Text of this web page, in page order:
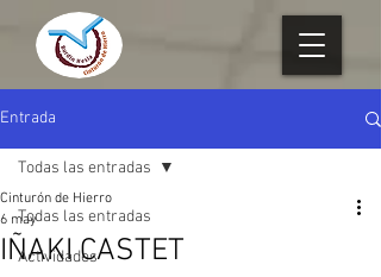
Entrada
Todas las entradas
Actividades
Todas las entradas
IÑAKI CASTET
Cinturón de Hierro
6 may